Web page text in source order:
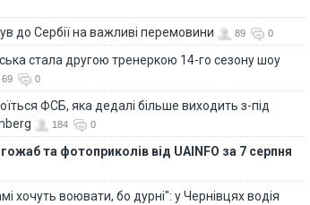
до Сербії на важливі перемовини 89 0
стала другою тренеркою 14-го сезону шоу
69 0
ФСБ, яка дедалі більше виходить з-під
184 0
та фотоприколів від UAINFO за 7 серпня
хочуть воювати, бо дурні": у Чернівцях водія